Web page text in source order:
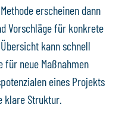
erscheinen dann
Vorschläge für konkrete
kann schnell
für neue Maßnahmen
eines Projekts
klare Struktur.